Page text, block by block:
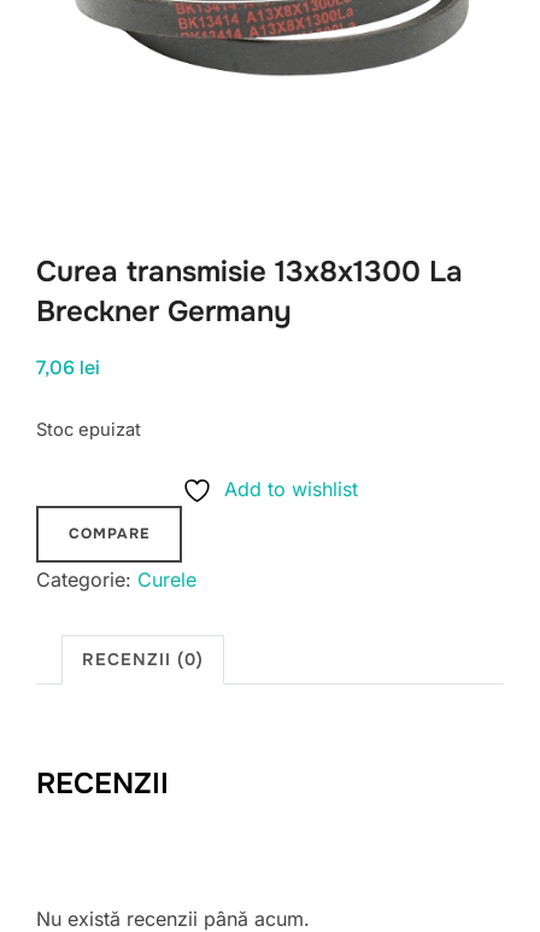
Curea transmisie 13x8x1300 La
Breckner Germany
7,06 lei
Stoc epuizat
Add to wishlist
COMPARE
Categorie: Curele
RECENZII (0)
RECENZII
Nu există recenzii până acum.